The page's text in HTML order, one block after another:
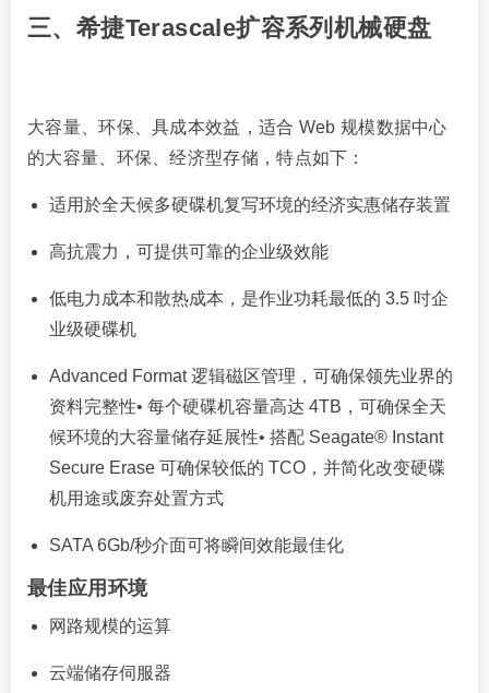
三、希捷Terascale扩容系列机械硬盘
大容量、环保、具成本效益，适合 Web 规模数据中心
的大容量、环保、经济型存储，特点如下：
适用於全天候多硬碟机复写环境的经济实惠储存装置
高抗震力，可提供可靠的企业级效能
低电力成本和散热成本，是作业功耗最低的 3.5 吋企
业级硬碟机
Advanced Format 逻辑磁区管理，可确保领先业界的
资料完整性• 每个硬碟机容量高达 4TB，可确保全天
候环境的大容量储存延展性• 搭配 Seagate® Instant
Secure Erase 可确保较低的 TCO，并简化改变硬碟
机用途或废弃处置方式
SATA 6Gb/秒介面可将瞬间效能最佳化
最佳应用环境
网路规模的运算
云端储存伺服器